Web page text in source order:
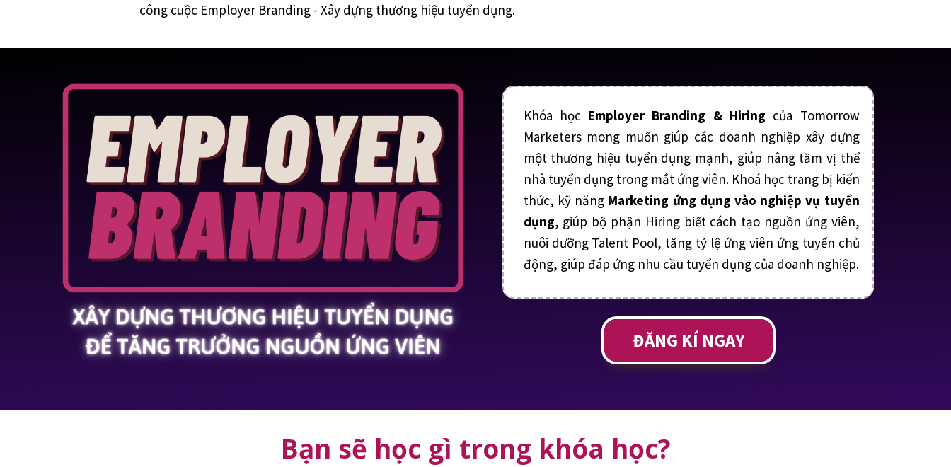
công cuộc Employer Branding - Xây dựng thương hiệu tuyển dụng.
ĐĂNG KÍ NGAY
Khóa học Employer Branding & Hiring của Tomorrow
Marketers mong muốn giúp các doanh nghiệp xây dựng
một thương hiệu tuyển dụng mạnh, giúp nâng tầm vị thể
nhà tuyển dụng trong mắt ứng viên. Khoá học trang bị kiến
thức, kỹ năng Marketing ứng dụng vào nghiệp vụ tuyển
dụng, giúp bộ phận Hiring biết cách tạo nguồn ứng viên,
nuôi dưỡng Talent Pool, tăng tỷ lệ ứng viên ứng tuyển chủ
động, giúp đáp ứng nhu cầu tuyển dụng của doanh nghiệp.
Bạn sẽ học gì trong khóa học?